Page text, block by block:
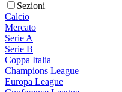
Sezioni
Calcio
Mercato
Serie A
Serie B
Coppa Italia
Champions League
Europa League